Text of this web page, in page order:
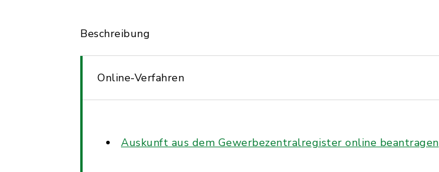
Beschreibung
Online-Verfahren
Auskunft aus dem Gewerbezentralregister online beantragen